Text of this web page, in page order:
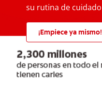
su rutina de cuidado
¡Empiece ya mismo!